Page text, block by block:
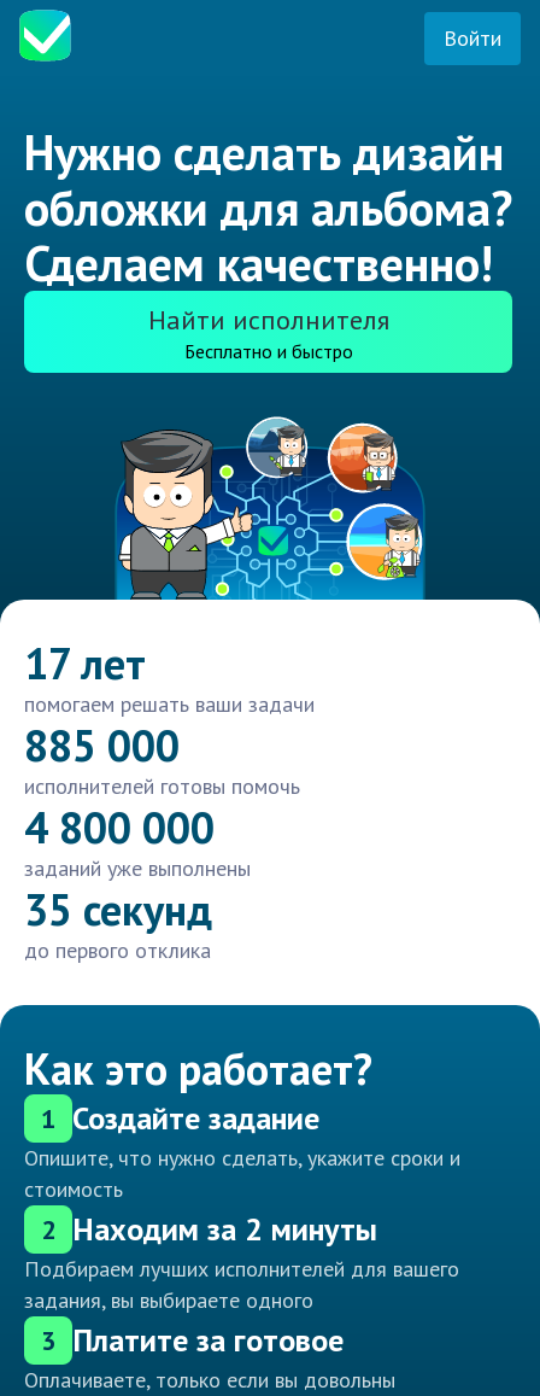
Войти
Нужно сделать дизайн
обложки для альбома?
Сделаем качественно!
Найти исполнителя
Бесплатно и быстро
17 лет
помогаем решать ваши задачи
885 000
исполнителей готовы помочь
4 800 000
заданий уже выполнены
35 секунд
до первого отклика
Как это работает?
1 Создайте задание
Опишите, что нужно сделать, укажите сроки и
стоимость
2 Находим за 2 минуты
Подбираем лучших исполнителей для вашего
задания, вы выбираете одного
3 Платите за готовое
Оплачиваете, только если вы довольны